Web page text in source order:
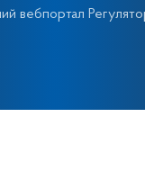
вебпортал